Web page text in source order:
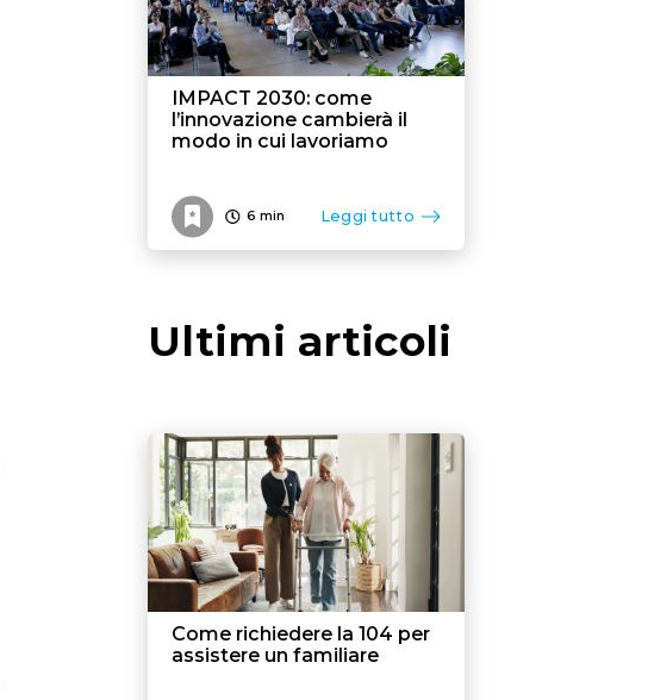
IMPACT 2030: come
l’innovazione cambierà il
modo in cui lavoriamo
6 min Leggi tutto
Ultimi articoli
Come richiedere la 104 per
assistere un familiare